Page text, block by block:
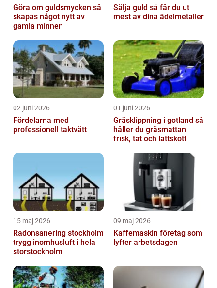
Göra om guldsmycken så
skapas något nytt av
gamla minnen
Sälja guld så får du ut
mest av dina ädelmetaller
02 juni 2026
Fördelarna med
professionell taktvätt
01 juni 2026
Gräsklippning i gotland så
håller du gräsmattan
frisk, tät och lättskött
15 maj 2026
Radonsanering stockholm
trygg inomhusluft i hela
storstockholm
09 maj 2026
Kaffemaskin företag som
lyfter arbetsdagen